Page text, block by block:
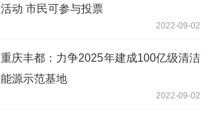
活动 市民可参与投票
2022-09-02
重庆丰都：力争2025年建成100亿级清洁
能源示范基地
2022-09-02